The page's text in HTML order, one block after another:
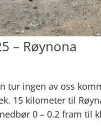
– Røynona
tur ingen av oss
15 kilometer til
0 – 0.2 fram til